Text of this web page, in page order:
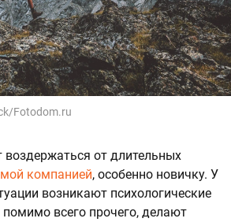
Fotodom.ru
воздержаться от длительных
компанией, особенно новичку. У
возникают психологические
всего прочего, делают